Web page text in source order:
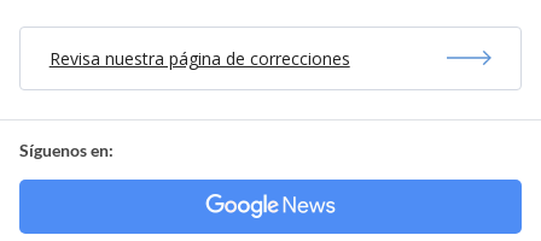
Revisa nuestra página de correcciones
Síguenos en: